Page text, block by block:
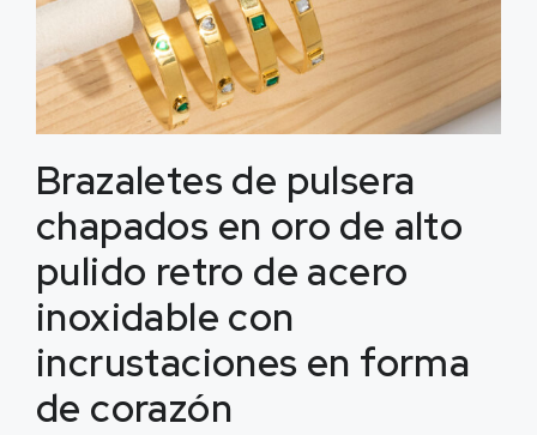
Brazaletes de pulsera
chapados en oro de alto
pulido retro de acero
inoxidable con
incrustaciones en forma
de corazón